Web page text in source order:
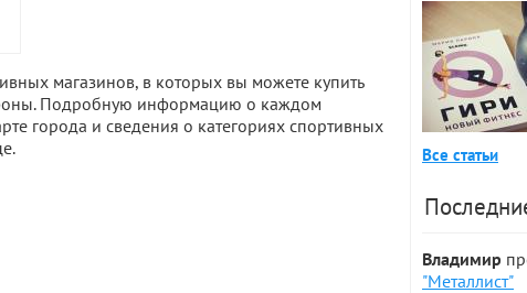
магазинов, в которых вы можете купить
Подробную информацию о каждом
города и сведения о категориях спортивных
Все статьи
Владимир
"Металлист"